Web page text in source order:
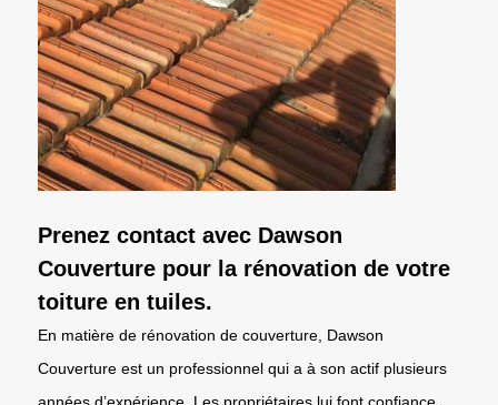
Prenez contact avec Dawson
Couverture pour la rénovation de votre
toiture en tuiles.
En matière de rénovation de couverture, Dawson
Couverture est un professionnel qui a à son actif plusieurs
années d’expérience. Les propriétaires lui font confiance.